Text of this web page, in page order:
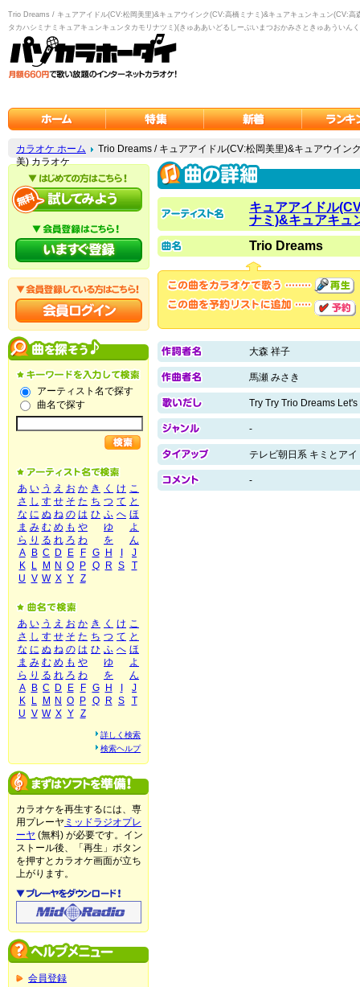
Trio Dreams / キュアアイドル(CV:松岡美里)&キュアウインク(CV:高橋ミナミ)&キュアキュンキュン(CV:
タカハシミナミキュアキュンキュンタカモリナツミ)(きゅああいどるしーぶいまつおかみさときゅあうい
カラオケ ホーム
Trio Dreams / キュアアイドル(CV:松岡美里)&キュアウイン
美) カラオケ
アーティスト名で探す
曲名で探す
あ い う え お か き く け こ
さ し す せ そ た ち つ て と
な に ぬ ね の は ひ ふ へ ほ
ま み む め も や ゆ
よ
ら り る れ ろ わ を
ん
A
B C D E F G H
J
K
L M N O P Q R S
T
U V W X Y Z
あ い う え お か き く け こ
さ し す せ そ た ち つ て と
な に ぬ ね の は ひ ふ へ ほ
ま み む め も や ゆ
よ
ら り る れ ろ わ を
ん
A
B C D E F G H
J
K
L M N O P Q R S
T
U V W X Y Z
詳しく検索
検索ヘルプ
カラオケを再生するには、専
用プレーヤ ミッドラジオプレ
ーヤ (無料) が必要です。イン
ストール後、「再生」ボタン
を押すとカラオケ画面が立ち
上がります。
会員登録
キュアアイドル
ナミ)&キュアキュ
Trio Dreams
大森 祥子
馬瀬 みさき
Try Try Trio Dreams
-
テレビ朝日系 キミとア
-